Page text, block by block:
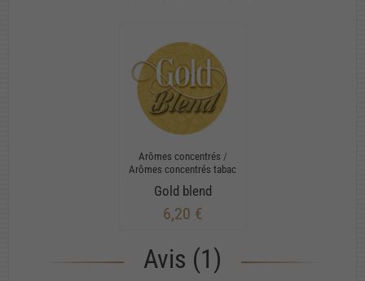
Arômes concentrés /
Arômes concentrés tabac
Gold blend
6,20 €
Avis (1)